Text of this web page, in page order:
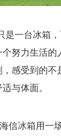
一台冰箱
努力生活
感受到的
与体面。
信冰箱用一